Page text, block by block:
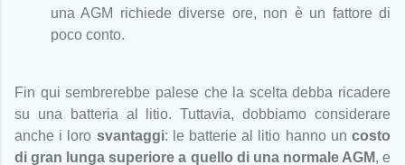
una AGM richiede diverse ore, non è un fattore di
poco conto.
Fin qui sembrerebbe palese che la scelta debba ricadere
su una batteria al litio. Tuttavia, dobbiamo considerare
anche i loro svantaggi: le batterie al litio hanno uncosto
di gran lunga superiore a quello di una normale AGM, e